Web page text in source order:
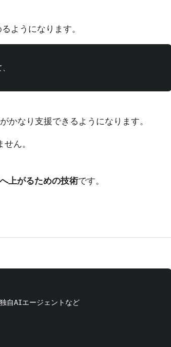
ようになります。
かなり支援できるようになります。
ん。
上がるための技術です。
AIエージェントなど